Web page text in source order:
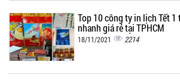
Top 10 công ty in lịch Tết 1
nhanh giá rẻ tại TPHCM
18/11/2021 2214